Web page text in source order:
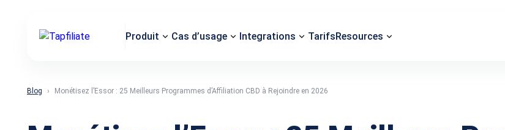
Produit Cas d’usage Integrations TarifsResources
Blog Monétisez l’Essor : 25 Meilleurs Programmes d’Affiliation CBD à Rejoindre en 2026